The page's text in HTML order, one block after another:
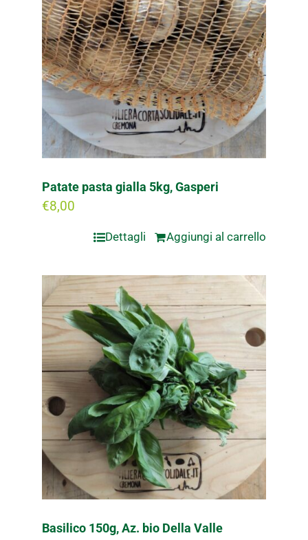
Patate pasta gialla 5kg, Gasperi
€8,00
Aggiungi al carrello
Dettagli
Basilico 150g, Az. bio Della Valle